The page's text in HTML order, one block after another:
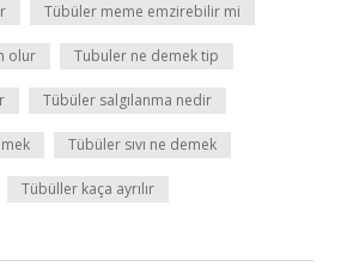
Tübüler meme emzirebilir mi
olur Tubuler ne demek tip
Tübüler salgılanma nedir
Tübüler sıvı ne demek
Tübüller kaça ayrılır